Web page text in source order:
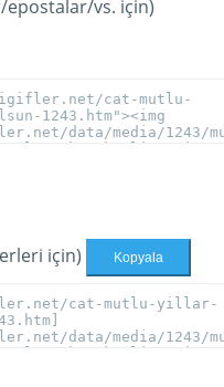
vs. için)
için) Kopyala